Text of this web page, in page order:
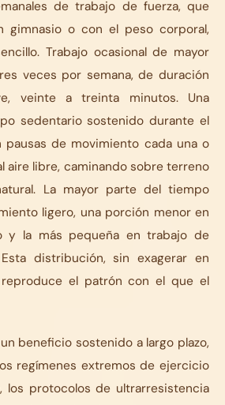
de trabajo de fuerza, que
gimnasio o con el peso corporal,
Trabajo ocasional de mayor
veces por semana, de duración
veinte a treinta minutos. Una
sedentario sostenido durante el
pausas de movimiento cada una o
aire libre, caminando sobre terreno
La mayor parte del tiempo
ligero, una porción menor en
y la más pequeña en trabajo de
distribución, sin exagerar en
el patrón con el que el
beneficio sostenido a largo plazo,
regímenes extremos de ejercicio
los protocolos de ultrarresistencia